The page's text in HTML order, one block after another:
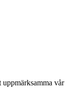
vår